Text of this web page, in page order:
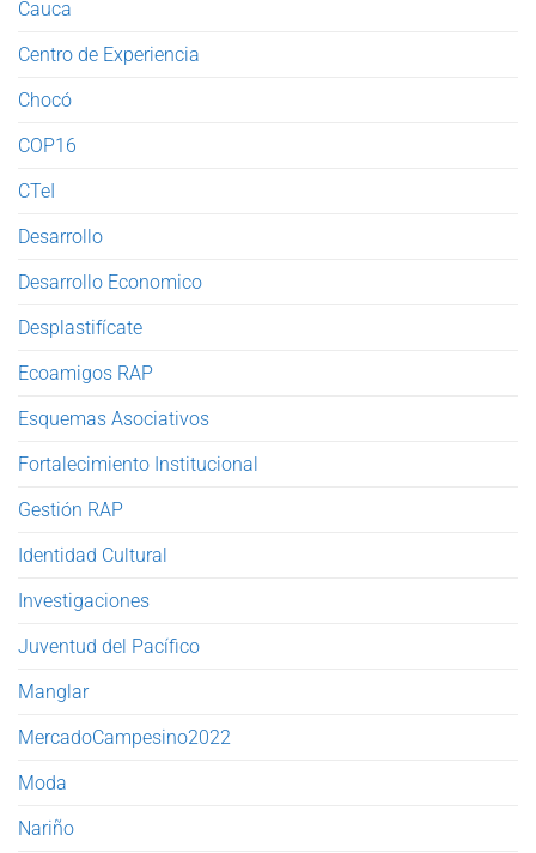
Cauca
Centro de Experiencia
Chocó
COP16
CTeI
Desarrollo
Desarrollo Economico
Desplastifícate
Ecoamigos RAP
Esquemas Asociativos
Fortalecimiento Institucional
Gestión RAP
Identidad Cultural
Investigaciones
Juventud del Pacífico
Manglar
MercadoCampesino2022
Moda
Nariño